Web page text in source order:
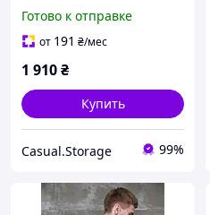
премиальный streetwear
Готово к отправке
от 191 ₴/мес
1 910₴
Купить
Casual.Storage 99%